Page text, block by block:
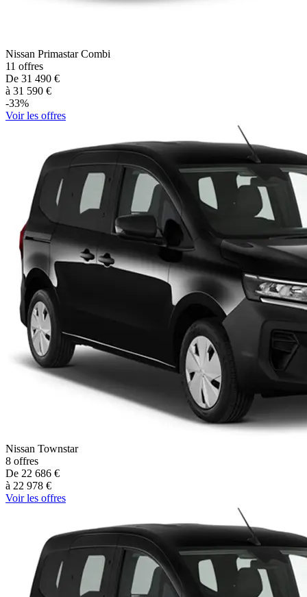
Nissan Primastar Combi
11 offres
De 31 490 €
à 31 590 €
-33%
Voir les offres
Nissan Townstar
8 offres
De 22 686 €
à 22 978 €
Voir les offres